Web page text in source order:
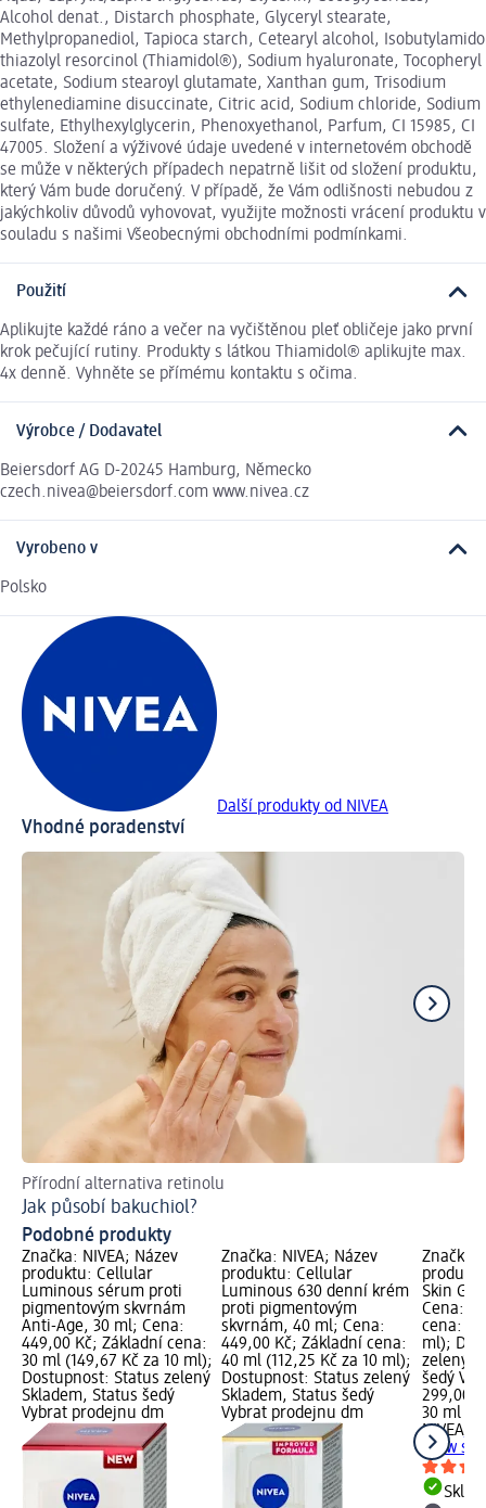
Alcohol denat., Distarch phosphate, Glyceryl stearate,
Methylpropanediol, Tapioca starch, Cetearyl alcohol, Isobutylamido
thiazolyl resorcinol (Thiamidol®), Sodium hyaluronate, Tocopheryl
acetate, Sodium stearoyl glutamate, Xanthan gum, Trisodium
ethylenediamine disuccinate, Citric acid, Sodium chloride, Sodium
sulfate, Ethylhexylglycerin, Phenoxyethanol, Parfum, CI 15985, CI
47005. Složení a výživové údaje uvedené v internetovém obchodě
se může v některých případech nepatrně lišit od složení produktu,
který Vám bude doručený. V případě, že Vám odlišnosti nebudou z
jakýchkoliv důvodů vyhovovat, využijte možnosti vrácení produktu v
souladu s našimi Všeobecnými obchodními podmínkami.
Použití
Aplikujte každé ráno a večer na vyčištěnou pleť obličeje jako první
krok pečující rutiny. Produkty s látkou Thiamidol® aplikujte max.
4x denně. Vyhněte se přímému kontaktu s očima.
Výrobce / Dodavatel
Beiersdorf AG D-20245 Hamburg, Německo
czech.nivea@beiersdorf.com www.nivea.cz
Vyrobeno v
Polsko
Další produkty od NIVEA
Vhodné poradenství
Přírodní alternativa retinolu
Jak působí bakuchiol?
Podobné produkty
Značka: NIVEA; Název
produktu: Cellular
Luminous sérum proti
pigmentovým skvrnám
Anti-Age, 30 ml; Cena:
449,00 Kč; Základní cena:
30 ml (149,67 Kč za 10 ml);
Dostupnost: Status zelený
Skladem, Status šedý
Vybrat prodejnu dm
Značka: NIVEA; Název
produktu: Cellular
Luminous 630 denní krém
proti pigmentovým
skvrnám, 40 ml; Cena:
449,00 Kč; Základní cena:
40 ml (112,25 Kč za 10 ml);
Dostupnost: Status zelený
Skladem, Status šedý
Vybrat prodejnu dm
Značka:
Skin
Cena:
cena: 30
ml);
zelený
šedý
299,00
30 ml
NIVEA
Glow